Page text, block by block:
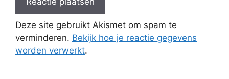
Deze site gebruikt Akismet om spam te
verminderen. Bekijk hoe je reactie gegevens
worden verwerkt.